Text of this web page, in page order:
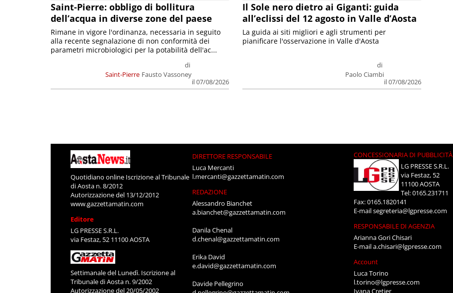
Saint-Pierre: obbligo di bollitura
dell’acqua in diverse zone del paese
Saint-Pierre
di
Fausto Vassoney
il 07/08/2026
Rimane in vigore l'ordinanza, necessaria in seguito
alla recente segnalazione di non conformità dei
parametri microbiologici per la potabilità dell'ac...
Il Sole nero dietro ai Giganti: guida
all’eclissi del 12 agosto in Valle d’Aosta
di
Paolo Ciambi
il 07/08/2026
La guida ai siti migliori e agli strumenti per
pianificare l'osservazione in Valle d'Aosta
Quotidiano online Iscrizione al Tribunale
di Aosta n. 8/2012
Autorizzazione del 13/12/2012
www.gazzettamatin.com
Editore
LG PRESSE S.R.L.
via Festaz, 52 11100 AOSTA
Settimanale del Lunedì. Iscrizione al
Tribunale di Aosta n. 9/2002
Autorizzazione del 20/05/2002
DIRETTORE RESPONSABILE
Luca Mercanti
l.mercanti@gazzettamatin.com
REDAZIONE
Alessandro Bianchet
a.bianchet@gazzettamatin.com
Danila Chenal
d.chenal@gazzettamatin.com
Erika David
e.david@gazzettamatin.com
Davide Pellegrino
CONCESSIONARIA DI PUBBLICITÀ
LG PRESSE S.R.L.
via Festaz, 52
11100 AOSTA
Tel: 0165.231711
Fax: 0165.1820141
E-mailsegreteria@lgpresse.com
RESPONSABILE DI AGENZIA
Arianna Gori Chisari
E-maila.chisari@lgpresse.com
Account
Luca Torino
l.torino@lgpresse.com
Ivana Cretier